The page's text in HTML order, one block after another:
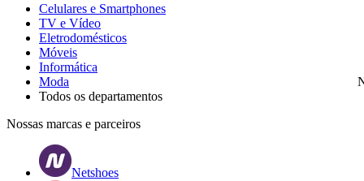
Celulares e Smartphones
TV e Vídeo
Eletrodomésticos
Móveis
Informática
Moda
Todos os departamentos
Nossas marcas e parceiros
Netshoes